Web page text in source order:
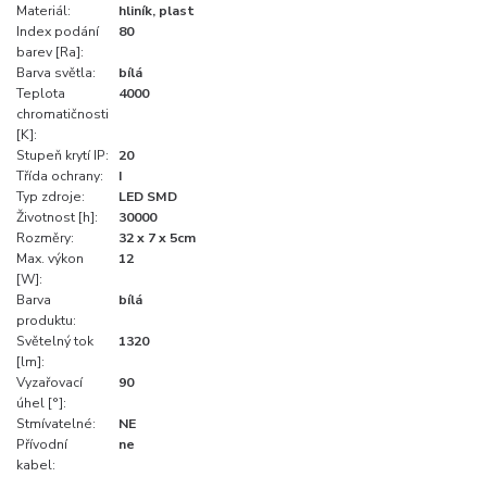
Materiál:
hliník, plast
Index podání
barev [Ra]:
80
Barva světla:
bílá
Teplota
chromatičnosti
[K]:
4000
Stupeň krytí IP:
20
Třída ochrany:
I
Typ zdroje:
LED SMD
Životnost [h]:
30000
Rozměry:
32 x 7 x 5cm
Max. výkon
[W]:
12
Barva
produktu:
bílá
Světelný tok
[lm]:
1320
Vyzařovací
úhel [°]:
90
Stmívatelné:
NE
Přívodní
kabel:
ne